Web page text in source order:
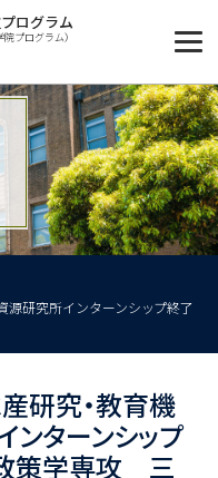
ログラム
プログラム）
研究所インターンシップ終了
研究・教育機
ターンシップ
策学専攻 三